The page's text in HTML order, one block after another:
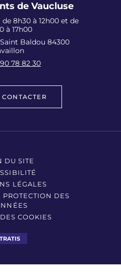
de Vaucluse
8h30 à 12h00 et de
à 17h00
Saint Baldou 84300
78 82 30
CONTACTER
DU SITE
LÉGALES
DES
COOKIES